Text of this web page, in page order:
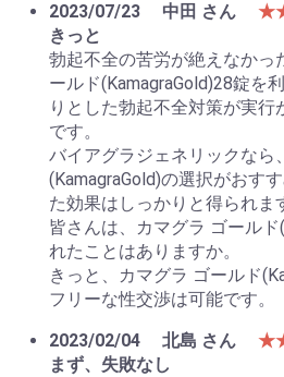
2023/07/23
中田 さん
きっと
勃起不全の苦労が絶えなかっ
ールド(KamagraGold)28錠を
りとした勃起不全対策が実
です。
バイアグラジェネリックなら
(KamagraGold)の選択がおす
た効果はしっかりと得られま
皆さんは、カマグラ ゴールド
れたことはありますか。
きっと、カマグラ ゴールド
フリーな性交渉は可能です。
2023/02/04
北島 さん
まず、失敗なし